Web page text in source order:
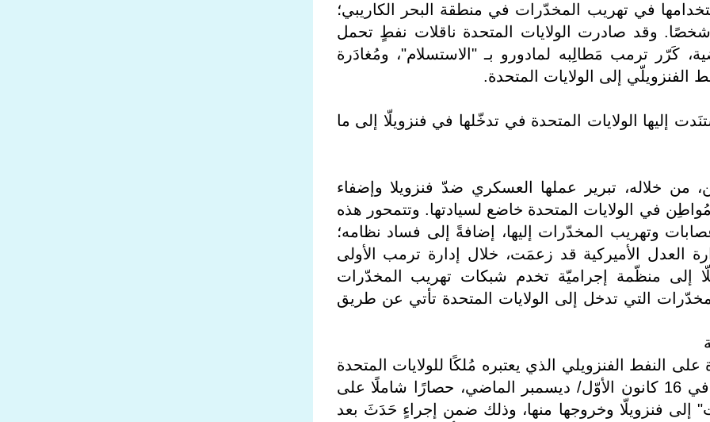
في تهريب المخدّرات في منطقة البحر الكاريبي؛
أدّى إلى مقتل ما لا يقلُّ عن 115 شخصًا. وقد صادرت الولايات المتحدة ناقلات نفطٍ تحمل
كَرّر ترمب مَطالِبه لمادورو بـ "الاستسلام"، ومُغادَرة
إلى الولايات المتحدة.
إليها الولايات المتحدة في تدخّلها في فنزويلّا إلى ما
من خلاله، تبرير عملها العسكري ضدّ فنزويلا وإضفاء
في الولايات المتحدة خاضع لسيادتها. وتتمحور هذه
وتهريب المخدّرات إليها، إضافةً إلى فساد نظامه؛
العدل الأميركية قد زعمَت، خلال إدارة ترمب الأولى
فنزويلّا إلى منظّمة إجراميّة تخدم شبكات تهريب المخدّرات
التي تدخل إلى الولايات المتحدة تأتي عن طريق
النفط الفنزويلي الذي يعتبره مُلكًا للولايات المتحدة
وأنه "سُرِقَ" منها. ولهذه الغاية فرَض، في 16 كانون الأوّل/ ديسمبر الماضي، حصارًا شاملًا على
إلى فنزويلّا وخروجها منها، وذلك ضمن إجراءٍ حَدَثَ بعد